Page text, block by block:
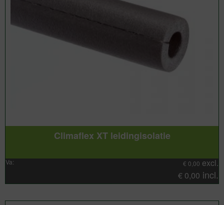
Climaflex XT leidingisolatie
Va: € 0,00 excl.
€ 0,00 incl.